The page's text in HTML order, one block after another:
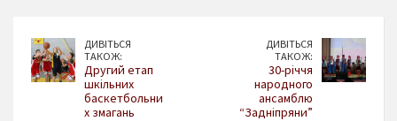
ДИВІТЬСЯ
ТАКОЖ:
Другий етап
шкільних
баскетбольни
х змагань
ДИВІТЬСЯ
ТАКОЖ:
30-річчя
народного
ансамблю
“Задніпряни”